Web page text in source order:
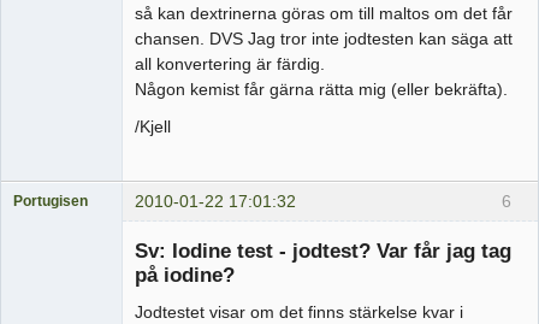
så kan dextrinerna göras om till maltos om det får
chansen. DVS Jag tror inte jodtesten kan säga att
all konvertering är färdig.
Någon kemist får gärna rätta mig (eller bekräfta).
/Kjell
6
Portugisen 2010-01-22 17:01:32
Sv: Iodine test - jodtest? Var får jag tag
på iodine?
Jodtestet visar om det finns stärkelse kvar i